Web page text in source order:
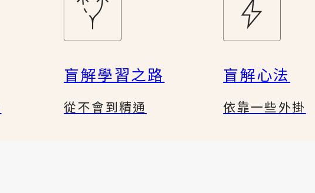
盲解學習之路
從不會到精通
盲解心法
依靠一些外掛